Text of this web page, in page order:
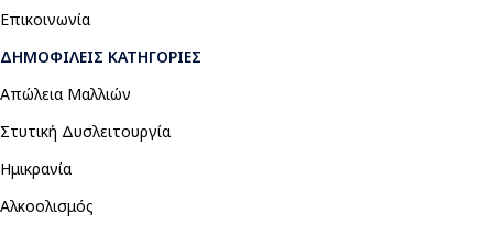
Επικοινωνία
ΔΗΜΟΦΙΛΕΊΣ ΚΑΤΗΓΟΡΊΕΣ
Απώλεια Μαλλιών
Στυτική Δυσλειτουργία
Ημικρανία
Αλκοολισμός